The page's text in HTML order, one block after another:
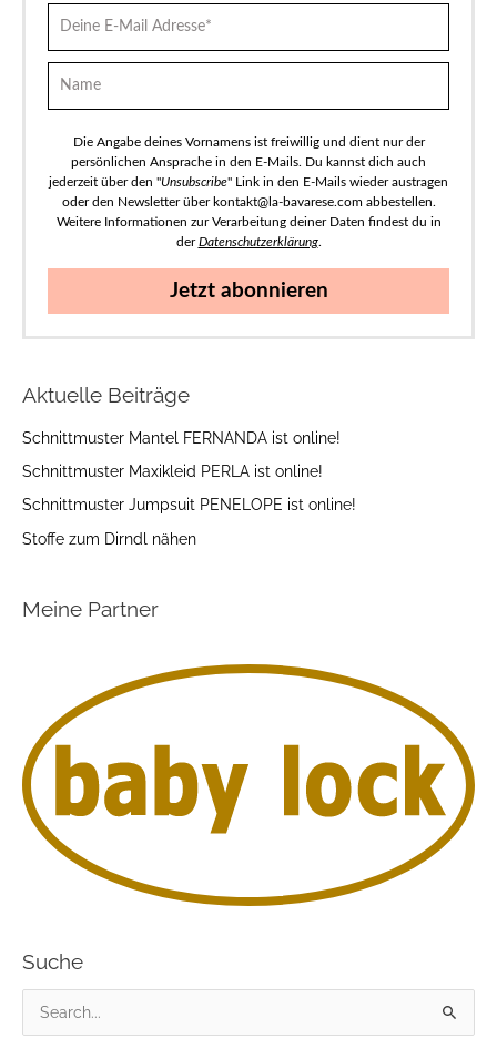
Die Angabe deines Vornamens ist freiwillig und dient nur der
persönlichen Ansprache in den E-Mails. Du kannst dich auch
jederzeit über den "Unsubscribe" Link in den E-Mails wieder austragen
oder den Newsletter über kontakt@la-bavarese.com abbestellen.
Weitere Informationen zur Verarbeitung deiner Daten findest du in
derDatenschutzerklärung.
Jetzt abonnieren
Aktuelle Beiträge
Schnittmuster Mantel FERNANDA ist online!
Schnittmuster Maxikleid PERLA ist online!
Schnittmuster Jumpsuit PENELOPE ist online!
Stoffe zum Dirndl nähen
Meine Partner
Suche